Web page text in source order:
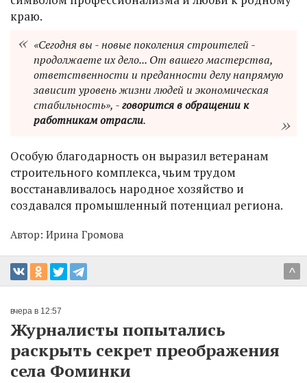
краю.
«Сегодня вы - новые поколения строителей -
продолжаете их дело... От вашего мастерства,
ответственности и преданности делу напрямую
зависит уровень жизни людей и экономическая
стабильность», -говорится в обращении к
работникам отрасли.
Особую благодарность он выразил ветеранам
строительного комплекса, чьим трудом
восстанавливалось народное хозяйство и
создавался промышленный потенциал региона.
Автор: Ирина Громова
^
вчера в 12:57
Журналисты попытались
раскрыть секрет преображения
села Фоминки